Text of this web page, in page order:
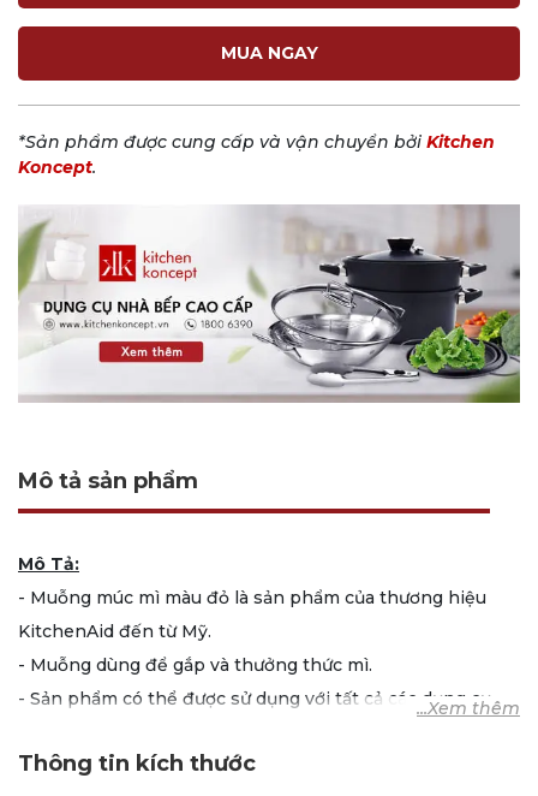
MUA NGAY
*Sản phẩm được cung cấp và vận chuyển bởi Kitchen
Koncept.
Mô tả sản phẩm
Mô Tả:
- Muỗng múc mì màu đỏ là sản phẩm của thương hiệu
KitchenAid đến từ Mỹ.
- Muỗng dùng để gắp và thưởng thức mì.
- Sản phẩm có thể được sử dụng với tất cả các dụng cụ
lên đến 232℃.
Thông tin kích thước